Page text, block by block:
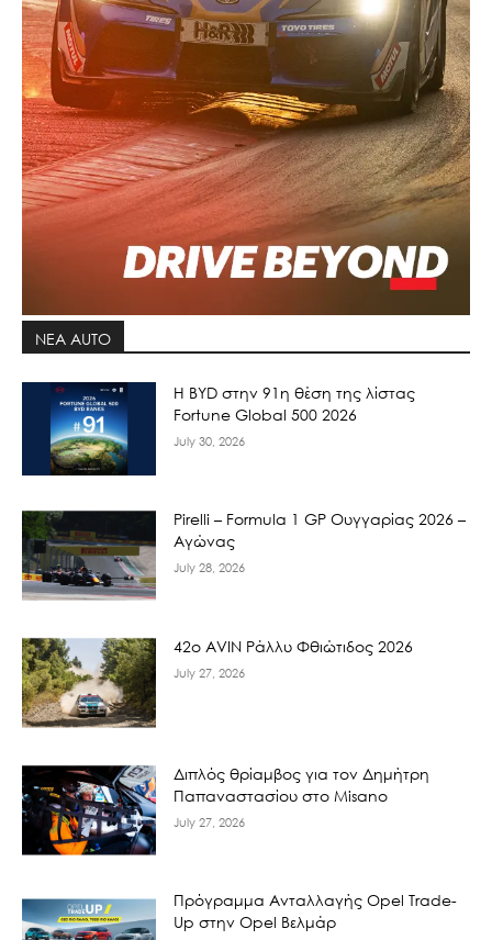
ΝΕΑ AUTO
Η BYD στην 91η θέση της λίστας
Fortune Global 500 2026
July 30, 2026
Pirelli – Formula 1 GP Ουγγαρίας 2026 –
Αγώνας
July 28, 2026
42ο AVIN Ράλλυ Φθιώτιδος 2026
July 27, 2026
Διπλός θρίαμβος για τον Δημήτρη
Παπαναστασίου στο Misano
July 27, 2026
Πρόγραμμα Ανταλλαγής Opel Trade-
Up στην Opel Βελμάρ